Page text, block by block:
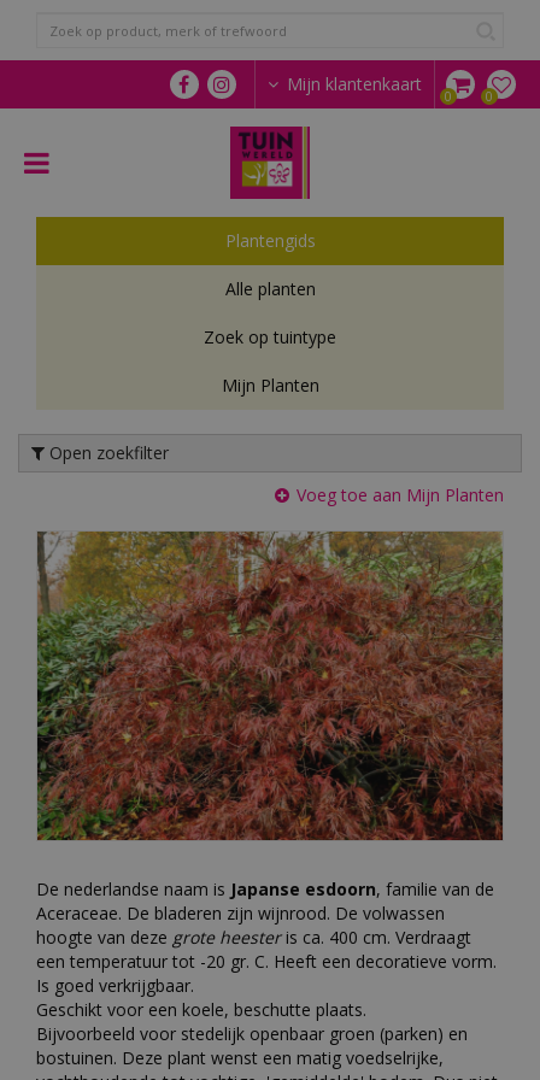
n
a
Mijn klantenkaart
Plantengids
Alle planten
Zoek op tuintype
Mijn Planten
Open zoekfilter
Voeg toe aan Mijn Planten
De nederlandse naam is Japanse esdoorn, familie van de
Aceraceae. De bladeren zijn wijnrood. De volwassen
hoogte van deze grote heesteris ca. 400 cm. Verdraagt
een temperatuur tot -20 gr. C. Heeft een decoratieve vorm.
Is goed verkrijgbaar.
Geschikt voor een koele, beschutte plaats.
Bijvoorbeeld voor stedelijk openbaar groen (parken) en
bostuinen. Deze plant wenst een matig voedselrijke,